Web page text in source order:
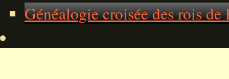
Généalogie croisée des rois